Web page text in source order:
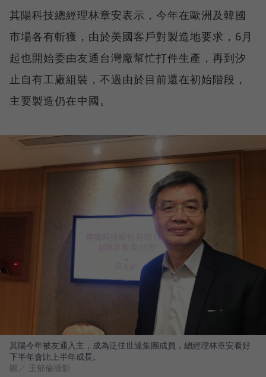
其陽科技總經理林章安表示，今年在歐洲及韓國
市場各有斬獲，由於美國客戶對製造地要求，6月
起也開始委由友通台灣廠幫忙打件生產，再到汐
止自有工廠組裝，不過由於目前還在初始階段，
主要製造仍在中國。
其陽今年被友通入主，成為泛佳世達集團成員，總經理林章安看好
下半年會比上半年成長。
圖／ 王郁倫攝影